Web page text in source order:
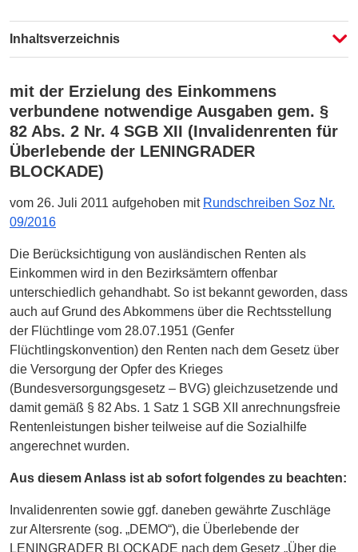
Inhaltsverzeichnis
mit der Erzielung des Einkommens
verbundene notwendige Ausgaben gem. §
82 Abs. 2 Nr. 4 SGB XII (Invalidenrenten für
Überlebende der LENINGRADER
BLOCKADE)
vom 26. Juli 2011 aufgehoben mit Rundschreiben Soz Nr.
09/2016
Die Berücksichtigung von ausländischen Renten als
Einkommen wird in den Bezirksämtern offenbar
unterschiedlich gehandhabt. So ist bekannt geworden, dass
auch auf Grund des Abkommens über die Rechtsstellung
der Flüchtlinge vom 28.07.1951 (Genfer
Flüchtlingskonvention) den Renten nach dem Gesetz über
die Versorgung der Opfer des Krieges
(Bundesversorgungsgesetz – BVG) gleichzusetzende und
damit gemäß § 82 Abs. 1 Satz 1 SGB XII anrechnungsfreie
Rentenleistungen bisher teilweise auf die Sozialhilfe
angerechnet wurden.
Aus diesem Anlass ist ab sofort folgendes zu beachten:
Invalidenrenten sowie ggf. daneben gewährte Zuschläge
zur Altersrente (sog. „DEMO“), die Überlebende der
LENINGRADER BLOCKADE nach dem Gesetz „Über die